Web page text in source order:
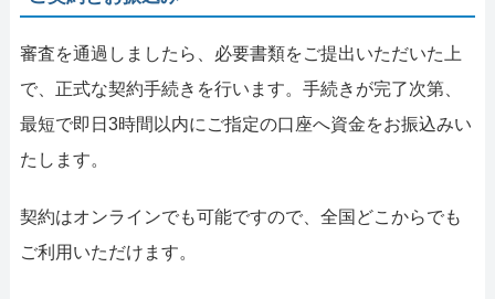
審査を通過しましたら、必要書類をご提出いただいた上
で、正式な契約手続きを行います。手続きが完了次第、
最短で即日3時間以内にご指定の口座へ資金をお振込みい
たします。
契約はオンラインでも可能ですので、全国どこからでも
ご利用いただけます。